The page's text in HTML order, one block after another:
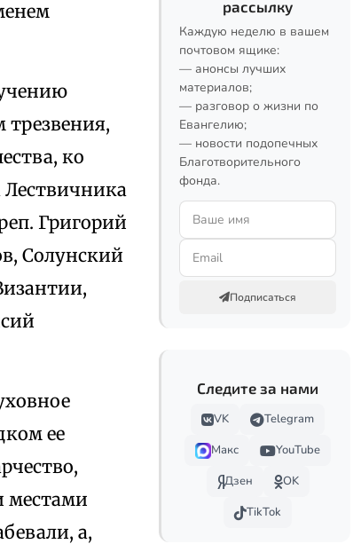
трезвения,
ко
Григорий
Солунский
ее
местами
а,
рассылку
Каждую неделю в вашем
почтовом ящике:
— анонсы лучших
материалов;
— разговор о жизни по
Евангелию;
— новости подопечных
Благотворительного
фонда.
Подписаться
Следите за нами
VK
Telegram
Макс
YouTube
Дзен
OK
TikTok